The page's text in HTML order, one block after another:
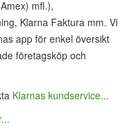
mfl.),
Klarna Faktura mm. Vi
app för enkel översikt
företagsköp och
Klarnas kundservice...